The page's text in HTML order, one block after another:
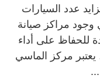
عدد السيارات
مراكز صيانة
للحفاظ على أداء
يعتبر مركز الماسي